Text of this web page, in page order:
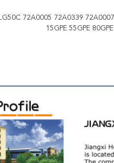
72A0005 72A0339
15GPE 55GPE